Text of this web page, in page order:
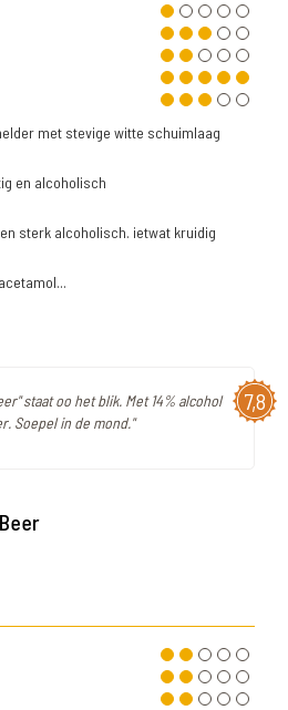
met stevige witte schuimlaag
en alcoholisch
sterk alcoholisch. ietwat kruidig
7,8
staat oo het blik. Met 14% alcohol
Soepel in de mond."